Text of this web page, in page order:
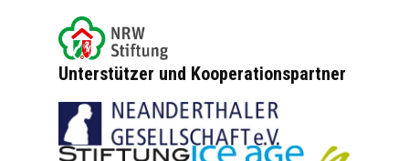
Unterstützer und Kooperationspartner